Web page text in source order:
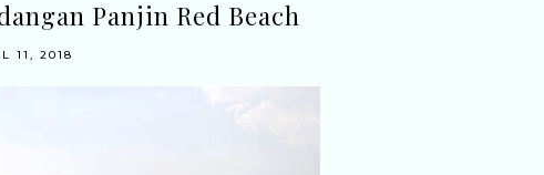
Panjin Red Beach
11, 2018